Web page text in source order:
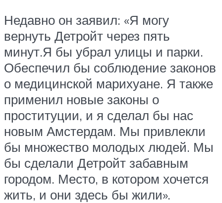
Недавно он заявил: «Я могу
вернуть Детройт через пять
минут.Я бы убрал улицы и парки.
Обеспечил бы соблюдение законов
о медицинской марихуане. Я также
применил новые законы о
проституции, и я сделал бы нас
новым Амстердам. Мы привлекли
бы множество молодых людей. Мы
бы сделали Детройт забавным
городом. Место, в котором хочется
жить, и они здесь бы жили».